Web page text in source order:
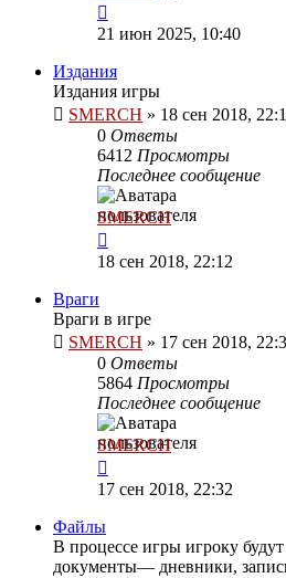
21 июн 2025, 10:40
Издания
Издания игры
SMERCH » 18 сен 2018,
0 Ответы
6412 Просмотры
Последнее сообщение
SMERCH
18 сен 2018, 22:12
Враги
Враги в игре
SMERCH » 17 сен 2018,
0 Ответы
5864 Просмотры
Последнее сообщение
SMERCH
17 сен 2018, 22:32
Файлы
В процессе игры игроку
документы— дневники,